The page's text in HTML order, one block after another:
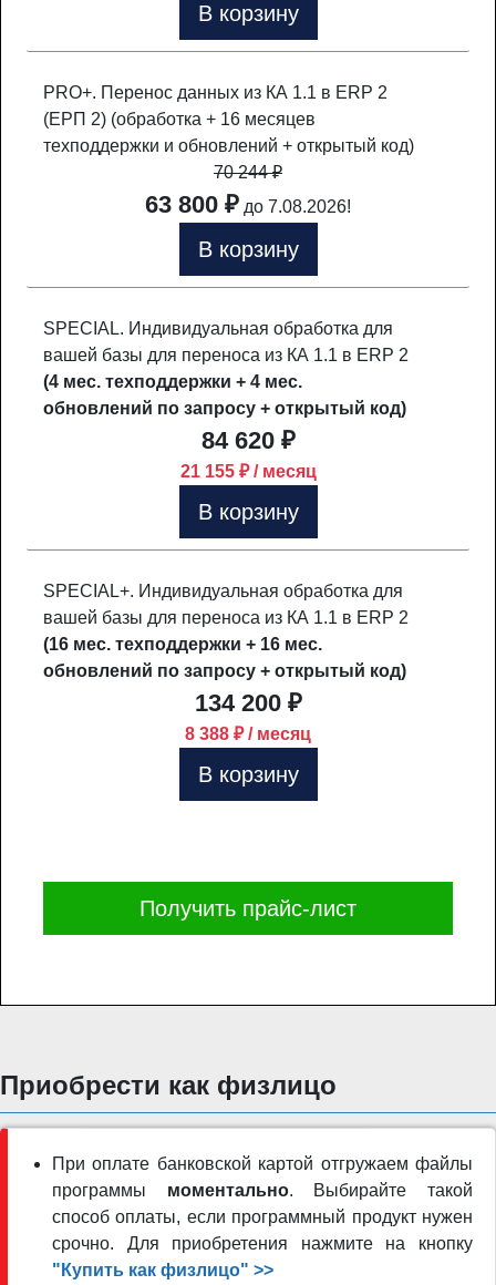
В корзину
PRO+. Перенос данных из КА 1.1 в ERP 2
(ЕРП 2) (обработка + 16 месяцев
техподдержки и обновлений + открытый код)
70 244₽
63 800 ₽ до 7.08.2026!
В корзину
SPECIAL. Индивидуальная обработка для
вашей базы для переноса из КА 1.1 в ERP 2
(4 мес. техподдержки + 4 мес.
обновлений по запросу + открытый код)
84 620 ₽
21 155 ₽ / месяц
В корзину
SPECIAL+. Индивидуальная обработка для
вашей базы для переноса из КА 1.1 в ERP 2
(16 мес. техподдержки + 16 мес.
обновлений по запросу + открытый код)
134 200 ₽
8 388 ₽ / месяц
В корзину
Получить прайс-лист
Приобрести как физлицо
При оплате банковской картой отгружаем файлы
программы моментально. Выбирайте такой
способ оплаты, если программный продукт нужен
срочно. Для приобретения нажмите на кнопку
"Купить как физлицо" >>